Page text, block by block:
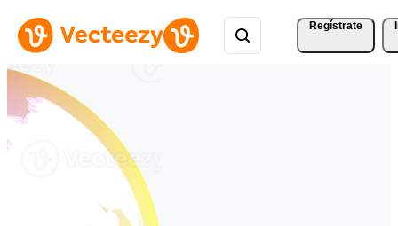
Regístrate